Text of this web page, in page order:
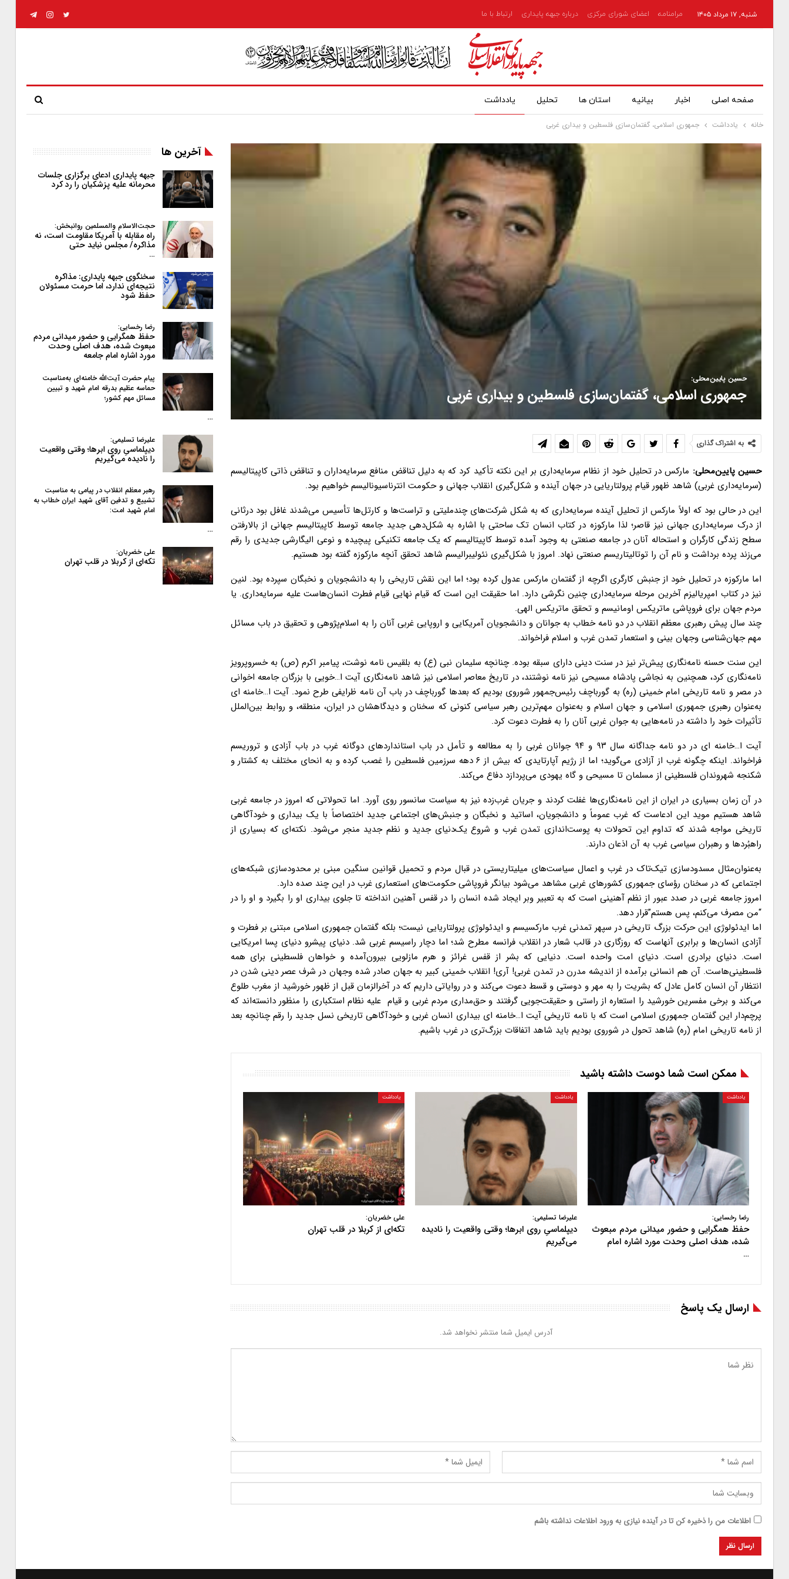
شنبه, ۱۷ مرداد ۱۴۰۵ مرامنامه اعضای شورای مرکزی درباره جبهه پایداری ارتباط با ما
صفحه اصلی اخبار بیانیه استان ها تحلیل یادداشت
خانه یادداشت جمهوری اسلامی، گفتمان‌سازی فلسطین و بیداری غربی
حسین پایین‌محلی:
جمهوری اسلامی، گفتمان‌سازی فلسطین و بیداری غربی
به اشتراک گذاری
حسین پایین‌محلی: مارکس در تحلیل خود از نظام سرمایه‌داری بر این نکته تأکید کرد که به دلیل تناقض منافع سرمایه‌داران و تناقض ذاتی کاپیتالیسم
(سرمایه‌داری غربی) شاهد ظهور قیام پرولتاریایی در جهان آینده و شکل‌گیری انقلاب جهانی و حکومت انترناسیونالیسم خواهیم بود.
این در حالی بود که اولاً مارکس از تحلیل آینده سرمایه‌داری که به شکل شرکت‌های چندملیتی و تراست‌ها و کارتل‌ها تأسیس می‌شدند غافل بود درثانی
از درک سرمایه‌داری جهانی نیز قاصر؛ لذا مارکوزه در کتاب انسان تک ساحتی با اشاره به شکل‌دهی جدید جامعه توسط کاپیتالیسم جهانی از بالارفتن
سطح زندگی کارگران و استحاله آنان در جامعه صنعتی به وجود آمده توسط کاپیتالیسم که یک جامعه تکنیکی پیچیده و نوعی الیگارشی جدیدی را رقم
می‌زند پرده برداشت و نام آن را توتالیتاریسم صنعتی نهاد. امروز با شکل‌گیری نئولیبرالیسم شاهد تحقق آنچه مارکوزه گفته بود هستیم.
اما مارکوزه در تحلیل خود از جنبش کارگری اگرچه از گفتمان مارکس عدول کرده بود؛ اما این نقش تاریخی را به دانشجویان و نخبگان سپرده بود. لنین
نیز در کتاب امپریالیزم آخرین مرحله سرمایه‌داری چنین نگرشی دارد. اما حقیقت این است که قیام نهایی قیام فطرت انسان‌هاست علیه سرمایه‌داری. یا
مردم جهان برای فروپاشی ماتریکس اومانیسم و تحقق ماتریکس الهی.
چند سال پیش رهبری معظم انقلاب در دو نامه خطاب به جوانان و دانشجویان آمریکایی و اروپایی غربی آنان را به اسلام‌پژوهی و تحقیق در باب مسائل
مهم جهان‌شناسی وجهان بینی و استعمار تمدن غرب و اسلام فراخواند.
این سنت حسنه نامه‌نگاری پیش‌تر نیز در سنت دینی دارای سبقه بوده. چنانچه سلیمان نبی (ع) به بلقیس نامه نوشت، پیامبر اکرم (ص) به خسروپرویز
نامه‌نگاری کرد، همچنین به نجاشی پادشاه مسیحی نیز نامه نوشتند، در تاریخ معاصر اسلامی نیز شاهد نامه‌نگاری آیت ا…خویی با بزرگان جامعه اخوانی
در مصر و نامه تاریخی امام خمینی (ره) به گورباچف رئیس‌جمهور شوروی بودیم که بعدها گورباچف در باب آن نامه ظرایفی طرح نمود. آیت ا…خامنه ای
به‌عنوان رهبری جمهوری اسلامی و جهان اسلام و به‌عنوان مهم‌ترین رهبر سیاسی کنونی که سخنان و دیدگاهشان در ایران، منطقه، و روابط بین‌الملل
تأثیرات خود را داشته در نامه‌هایی به جوان غربی آنان را به فطرت دعوت کرد.
آیت ا…خامنه ای در دو نامه جداگانه سال ۹۳ و ۹۴ جوانان غربی را به مطالعه و تأمل در باب استانداردهای دوگانه غرب در باب آزادی و تروریسم
فراخواند. اینکه چگونه غرب از آزادی می‌گوید؛ اما از رژیم آپارتایدی که بیش از ۶ دهه سرزمین فلسطین را غصب کرده و به انحای مختلف به کشتار و
شکنجه شهروندان فلسطینی از مسلمان تا مسیحی و گاه یهودی می‌پردازد دفاع می‌کند.
در آن زمان بسیاری در ایران از این نامه‌نگاری‌ها غفلت کردند و جریان غرب‌زده نیز به سیاست سانسور روی آورد. اما تحولاتی که امروز در جامعه غربی
شاهد هستیم موید این ادعاست که غرب عموماً و دانشجویان، اساتید و نخبگان و جنبش‌های اجتماعی جدید اختصاصاً با یک بیداری و خودآگاهی
تاریخی مواجه شدند که تداوم این تحولات به پوست‌اندازی تمدن غرب و شروع یک‌دنیای جدید و نظم جدید منجر می‌شود. نکته‌ای که بسیاری از
راهبُردها و رهبران سیاسی غرب به آن اذعان دارند.
به‌عنوان‌مثال مسدودسازی تیک‌تاک در غرب و اعمال سیاست‌های میلیتاریستی در قبال مردم و تحمیل قوانین سنگین مبنی بر محدودسازی شبکه‌های
اجتماعی که در سخنان رؤسای جمهوری کشورهای غربی مشاهد می‌شود بیانگر فروپاشی حکومت‌های استعماری غرب در این چند صده دارد.
امروز جامعه غربی در صدد عبور از نظم آهنینی است که به تعبیر وبر ایجاد شده انسان را در قفس آهنین انداخته تا جلوی بیداری او را بگیرد و او را در
“من مصرف می‌کنم، پس هستم”قرار دهد.
اما ایدئولوژی این حرکت بزرگ تاریخی در سپهر تمدنی غرب مارکسیسم و ایدئولوژی پرولتاریایی نیست؛ بلکه گفتمان جمهوری اسلامی مبتنی بر فطرت و
آزادی انسان‌ها و برابری آنهاست که روزگاری در قالب شعار در انقلاب فرانسه مطرح شد؛ اما دچار راسیسم غربی شد. دنیای پیشرو دنیای پسا امریکایی
است. دنیای برادری است. دنیای امت واحده است. دنیایی که بشر از قفس غرائز و هرم مازلویی بیرون‌آمده و خواهان فلسطینی برای همه
فلسطینی‌هاست. آن هم انسانی برآمده از اندیشه مدرن در تمدن غربی! آری! انقلاب خمینی کبیر به جهان صادر شده وجهان در شرف عصر دینی شدن در
انتظار آن انسان کامل عادل که بشریت را به مهر و دوستی و قسط دعوت می‌کند و در روایاتی داریم که در آخرالزمان قبل از ظهور خورشید از مغرب طلوع
می‌کند و برخی مفسرین خورشید را استعاره از راستی و حقیقت‌جویی گرفتند و حق‌مداری مردم غربی و قیام علیه نظام استکباری را منظور دانسته‌اند که
پرچم‌دار این گفتمان جمهوری اسلامی است که با نامه تاریخی آیت ا…خامنه ای بیداری انسان غربی و خودآگاهی تاریخی نسل جدید را رقم چنانچه بعد
از نامه تاریخی امام (ره) شاهد تحول در شوروی بودیم باید شاهد اتفاقات بزرگ‌تری در غرب باشیم.
ممکن است شما دوست داشته باشید
یادداشت
رضا رخسایی:
حفظ همگرایی و حضور میدانی مردم مبعوث
شده، هدف اصلی وحدت مورد اشاره امام
…
یادداشت
علیرضا تسلیمی:
دیپلماسیِ روی ابرها؛ وقتی واقعیت را نادیده
می‌گیریم
یادداشت
علی خضریان:
تکه‌ای از کربلا در قلب تهران
ارسال یک پاسخ
آدرس ایمیل شما منتشر نخواهد شد.
اطلاعات من را ذخیره کن تا در آینده نیازی به ورود اطلاعات نداشته باشم
آخرین ها
جبهه پایداری ادعای برگزاری جلسات
محرمانه علیه پزشکیان را رد کرد
حجت‌الاسلام والمسلمین روانبخش:
راه مقابله با آمریکا مقاومت است، نه
مذاکره/ مجلس نباید حتی
…
سخنگوی جبهه پایداری: مذاکره
نتیجه‌ای ندارد، اما حرمت مسئولان
حفظ شود
رضا رخسایی:
حفظ همگرایی و حضور میدانی مردم
مبعوث شده، هدف اصلی وحدت
مورد اشاره امام جامعه
پیام حضرت آیت‌الله خامنه‌ای به‌مناسبت
حماسه عظیم بدرقه امام شهید و تبیین
مسائل مهم کشور؛
…
علیرضا تسلیمی:
دیپلماسیِ روی ابرها؛ وقتی واقعیت
را نادیده می‌گیریم
رهبر معظم انقلاب در پیامی به‌ مناسبت
تشییع و تدفین آقای شهید ایران خطاب به
امام شهید امت:
…
علی خضریان:
تکه‌ای از کربلا در قلب تهران